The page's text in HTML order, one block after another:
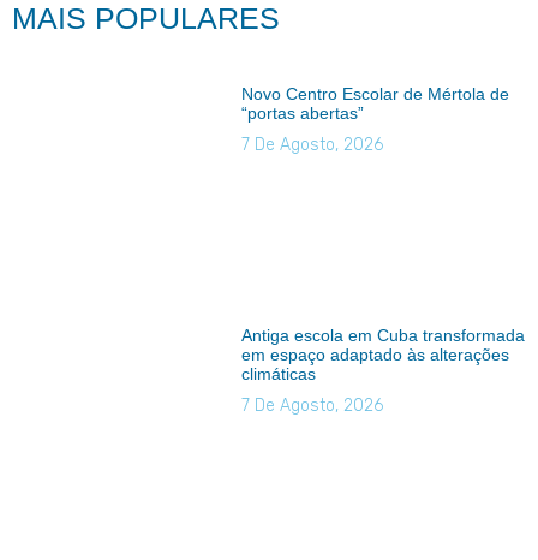
MAIS POPULARES
Novo Centro Escolar de Mértola de
“portas abertas”
7 De Agosto, 2026
Antiga escola em Cuba transformada
em espaço adaptado às alterações
climáticas
7 De Agosto, 2026